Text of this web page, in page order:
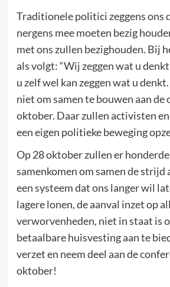
Traditionele politici zeggens ons
nergens mee moeten bezig
met ons zullen bezighouden. Bij
als volgt: “Wij zeggen wat u
u zelf wel kan zeggen wat u
niet om samen te bouwen aan de
oktober. Daar zullen activisten
een eigen politieke beweging
Op 28 oktober zullen er
samenkomen om samen de strijd
een systeem dat ons langer wil
lagere lonen, de aanval inzet op
verworvenheden, niet in staat is
betaalbare huisvesting aan te
verzet en neem deel aan de
oktober!